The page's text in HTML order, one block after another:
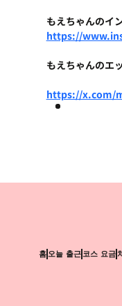
もえちゃんのイ
https://
もえちゃんのエ
https://x.com/
홈 오늘 출근 코스 요금